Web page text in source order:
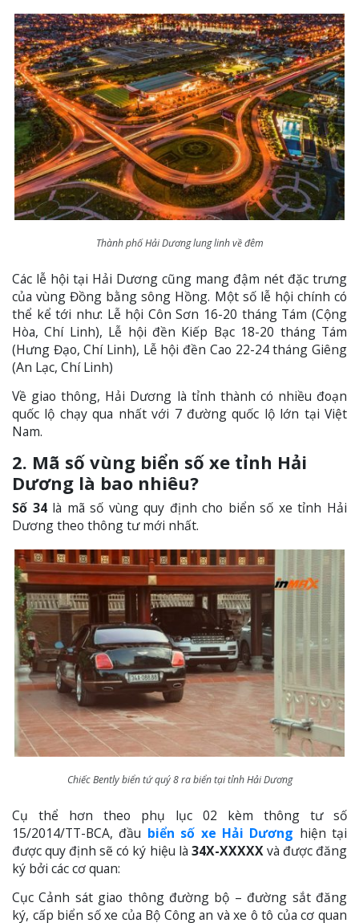
Thành phố Hải Dương lung linh về đêm
Các lễ hội tại Hải Dương cũng mang đậm nét đặc trưng
của vùng Đồng bằng sông Hồng. Một số lễ hội chính có
thể kể tới như: Lễ hội Côn Sơn 16-20 tháng Tám (Cộng
Hòa, Chí Linh), Lễ hội đền Kiếp Bạc 18-20 tháng Tám
(Hưng Đạo, Chí Linh), Lễ hội đền Cao 22-24 tháng Giêng
(An Lạc, Chí Linh)
Về giao thông, Hải Dương là tỉnh thành có nhiều đoạn
quốc lộ chạy qua nhất với 7 đường quốc lộ lớn tại Việt
Nam.
2. Mã số vùng biển số xe tỉnh Hải
Dương là bao nhiêu?
Số 34 là mã số vùng quy định cho biển số xe tỉnh Hải
Dương theo thông tư mới nhất.
Chiếc Bently biển tứ quý 8 ra biển tại tỉnh Hải Dương
Cụ thể hơn theo phụ lục 02 kèm thông tư số
15/2014/TT-BCA, đầu biển số xe Hải Dương hiện tại
được quy định sẽ có ký hiệu là 34X-XXXXXvà được đăng
ký bởi các cơ quan:
Cục Cảnh sát giao thông đường bộ – đường sắt đăng
ký, cấp biển số xe của Bộ Công an và xe ô tô của cơ quan